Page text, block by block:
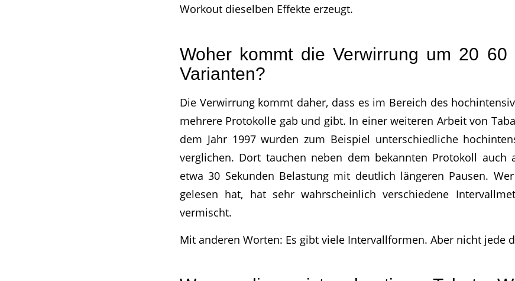
Workout dieselben Effekte erzeugt.
Woher kommt die Verwirrung um 20 60
Varianten?
Die Verwirrung kommt daher, dass es im Bereich des
mehrere Protokolle gab und gibt. In einer weiteren Arbeit von
dem Jahr 1997 wurden zum Beispiel unterschiedliche
verglichen. Dort tauchen neben dem bekannten Protokoll auch
etwa 30 Sekunden Belastung mit deutlich längeren Pausen.
gelesen hat, hat sehr wahrscheinlich verschiedene
vermischt.
Mit anderen Worten: Es gibt viele Intervallformen. Aber nicht jede